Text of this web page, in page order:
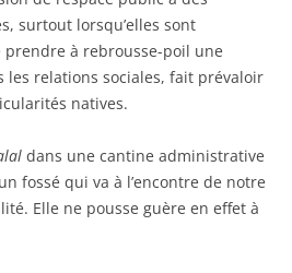
surtout lorsqu’elles sont
à rebrousse-poil une
relations sociales, fait prévaloir
natives.
dans une cantine administrative
fossé qui va à l’encontre de notre
Elle ne pousse guère en effet à